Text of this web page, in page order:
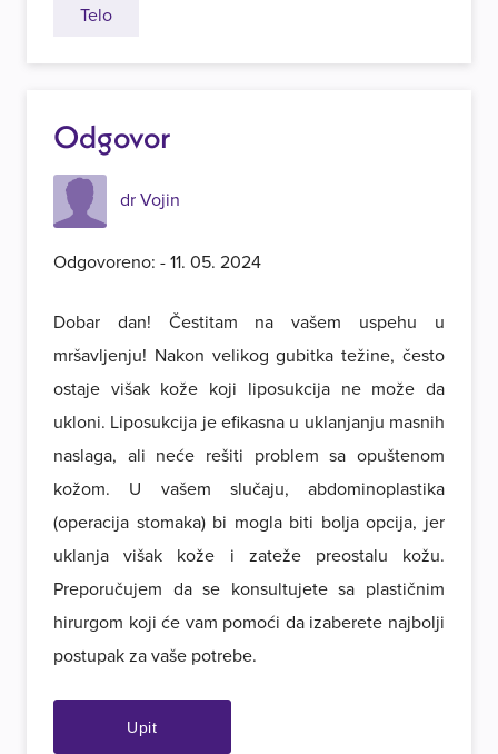
Telo
Odgovor
dr Vojin
Odgovoreno: - 11. 05. 2024
Dobar dan! Čestitam na vašem uspehu u
mršavljenju! Nakon velikog gubitka težine, često
ostaje višak kože koji liposukcija ne može da
ukloni. Liposukcija je efikasna u uklanjanju masnih
naslaga, ali neće rešiti problem sa opuštenom
kožom. U vašem slučaju, abdominoplastika
(operacija stomaka) bi mogla biti bolja opcija, jer
uklanja višak kože i zateže preostalu kožu.
Preporučujem da se konsultujete sa plastičnim
hirurgom koji će vam pomoći da izaberete najbolji
postupak za vaše potrebe.
Upit